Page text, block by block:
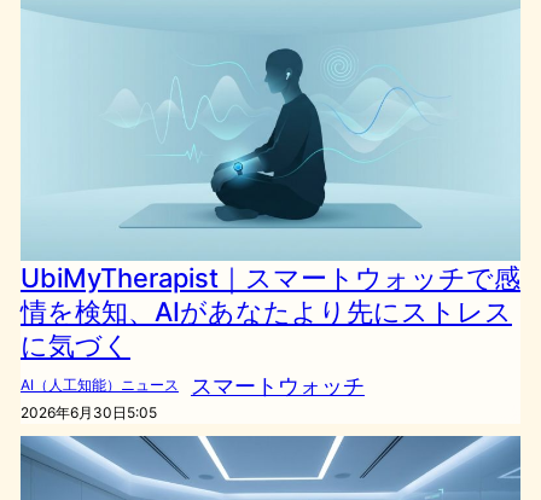
UbiMyTherapist｜スマートウォッチで感
情を検知、AIがあなたより先にストレス
に気づく
AI（人工知能）ニュース スマートウォッチ
2026年6月30日5:05